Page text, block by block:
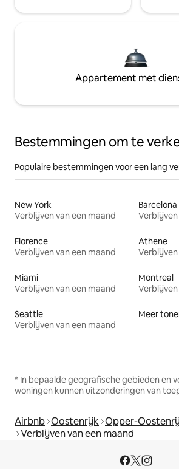
Appartement met
Bestemmingen om te
Populaire bestemmingen voor een lang
New York
Verblijven van een maand
Barcelona
Florence
Verblijven van een maand
Athene
Miami
Verblijven van een maand
Montreal
Seattle
Verblijven van een maand
Meer
* In bepaalde geografische gebieden en
woningen kunnen uitzonderingen van
Airbnb Oostenrijk Opper-
Verblijven van een maand